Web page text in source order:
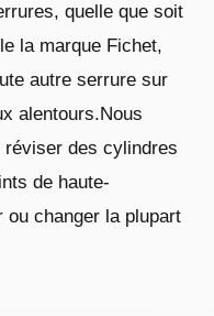
quelle que soit
la marque Fichet,
autre serrure sur
alentours.Nous
des cylindres
de haute-
ou changer la plupart